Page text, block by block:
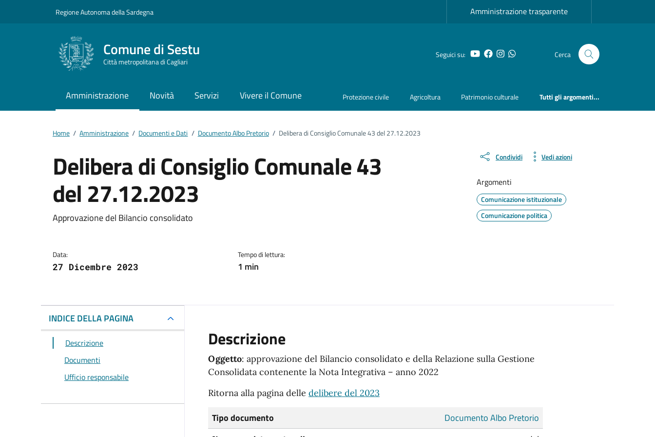
Regione Autonoma della Sardegna Amministrazione trasparente
Comune di Sestu
Città metropolitana di Cagliari
Seguici su: YouTube
Facebook
Instagram
Whatsapp Cerca
Amministrazione Novità Servizi Vivere il Comune Protezione civile Agricoltura Patrimonio culturale Tutti gli argomenti...
Home / Amministrazione / Documenti e Dati / Documento Albo Pretorio / Delibera di Consiglio Comunale 43 del 27.12.2023
Delibera di Consiglio Comunale 43
del 27.12.2023
Dettagli del documento
Approvazione del Bilancio consolidato
Data:
27 Dicembre 2023
Tempo di lettura:
1 min
Condividi Vedi azioni
Argomenti
Comunicazione istituzionale
Comunicazione politica
INDICE DELLA PAGINA
Descrizione
Documenti
Ufficio responsabile
Descrizione
Oggetto: approvazione del Bilancio consolidato e della Relazione sulla Gestione
Consolidata contenente la Nota Integrativa – anno 2022
Ritorna alla pagina delle delibere del 2023
Tipo documento
Documento Albo Pretorio